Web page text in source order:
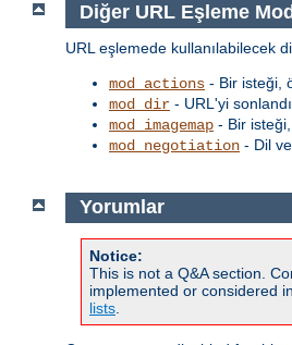
Diğer URL Eşleme
URL eşlemede kullanılabilecek
mod_actions - Bir isteği,
mod_dir - URL'yi
mod_imagemap - Bir
mod_negotiation - Dil
Yorumlar
Notice:
This is not a Q&A section.
implemented or considered
lists